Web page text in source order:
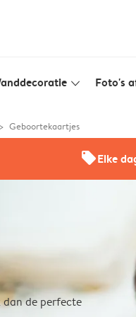
slim_arrow_down Foto's
Geboortekaartjes
offersElke
dan de perfecte